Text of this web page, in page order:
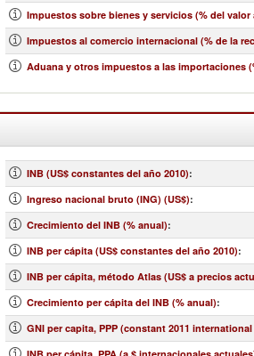
Impuestos sobre bienes y servicios (% del
Impuestos al comercio internacional (% de la
Aduana y otros impuestos a las importaciones
INB (US$ constantes del año 2010):
Ingreso nacional bruto (ING) (US$):
Crecimiento del INB (% anual):
INB per cápita (US$ constantes del año 2010):
INB per cápita, método Atlas (US$ a precios
Crecimiento per cápita del INB (% anual):
GNI per capita, PPP (constant 2011 international